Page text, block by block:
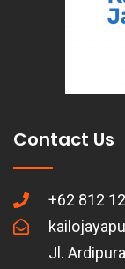
Contact Us
+62 812
Jl.